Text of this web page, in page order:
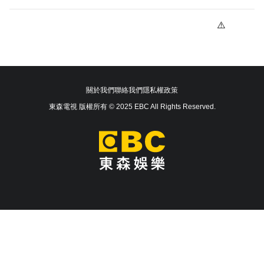
關於我們聯絡我們隱私權政策
東森電視 版權所有 © 2025 EBC All Rights Reserved.